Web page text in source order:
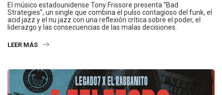
El músico estadounidense Tony Frissore presenta “Bad
Strategies”, un single que combina el pulso contagioso del funk, el
acid jazz y el nu jazz con una reflexión crítica sobre el poder, el
liderazgo y las consecuencias de las malas decisiones.
LEER MÁS